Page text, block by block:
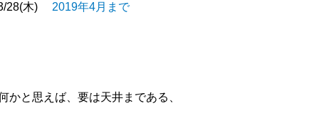
28(木) 2019年4月まで
と思えば、要は天井まである、